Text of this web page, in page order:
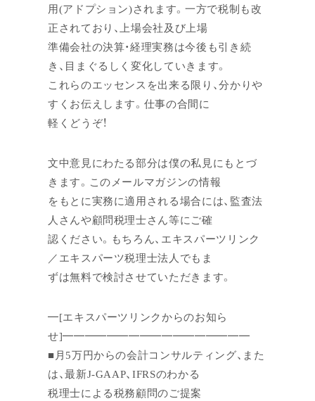
用(アドプション)されます。一方で税制も改
正されており、上場会社及び上場
準備会社の決算・経理実務は今後も引き続
き、目まぐるしく変化していきます。
これらのエッセンスを出来る限り、分かりや
すくお伝えします。仕事の合間に
軽くどうぞ！
文中意見にわたる部分は僕の私見にもとづ
きます。このメールマガジンの情報
をもとに実務に適用される場合には、監査法
人さんや顧問税理士さん等にご確
認ください。もちろん、エキスパーツリンク
／エキスパーツ税理士法人でもま
ずは無料で検討させていただきます。
━[エキスパーツリンクからのお知ら
せ]━━━━━━━━━━━━━━━━━
■月5万円からの会計コンサルティング、また
は、最新J-GAAP、IFRSのわかる
税理士による税務顧問のご提案